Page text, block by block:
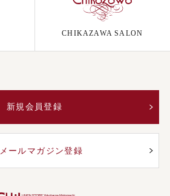
CHIKAZAWA SALON
新規会員登録
メールマガジン登録